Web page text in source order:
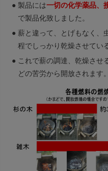
● 製品には一切の化学薬品、
で製品化致しました。
● 薪と違って、とげもなく、
程でしっかり乾燥させてい
● これで薪の調達、乾燥させ
どの苦労から開放されます。